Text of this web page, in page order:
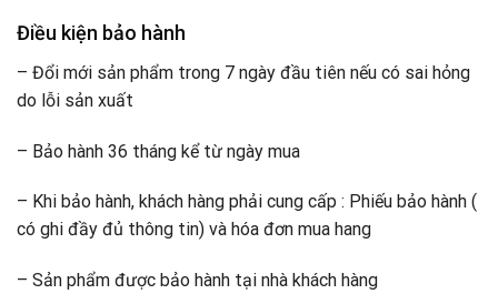
Điều kiện bảo hành
– Đổi mới sản phẩm trong 7 ngày đầu tiên nếu có sai hỏng
do lỗi sản xuất
– Bảo hành 36 tháng kể từ ngày mua
– Khi bảo hành, khách hàng phải cung cấp : Phiếu bảo hành (
có ghi đầy đủ thông tin) và hóa đơn mua hang­­­­
– Sản phẩm được bảo hành tại nhà khách hàng